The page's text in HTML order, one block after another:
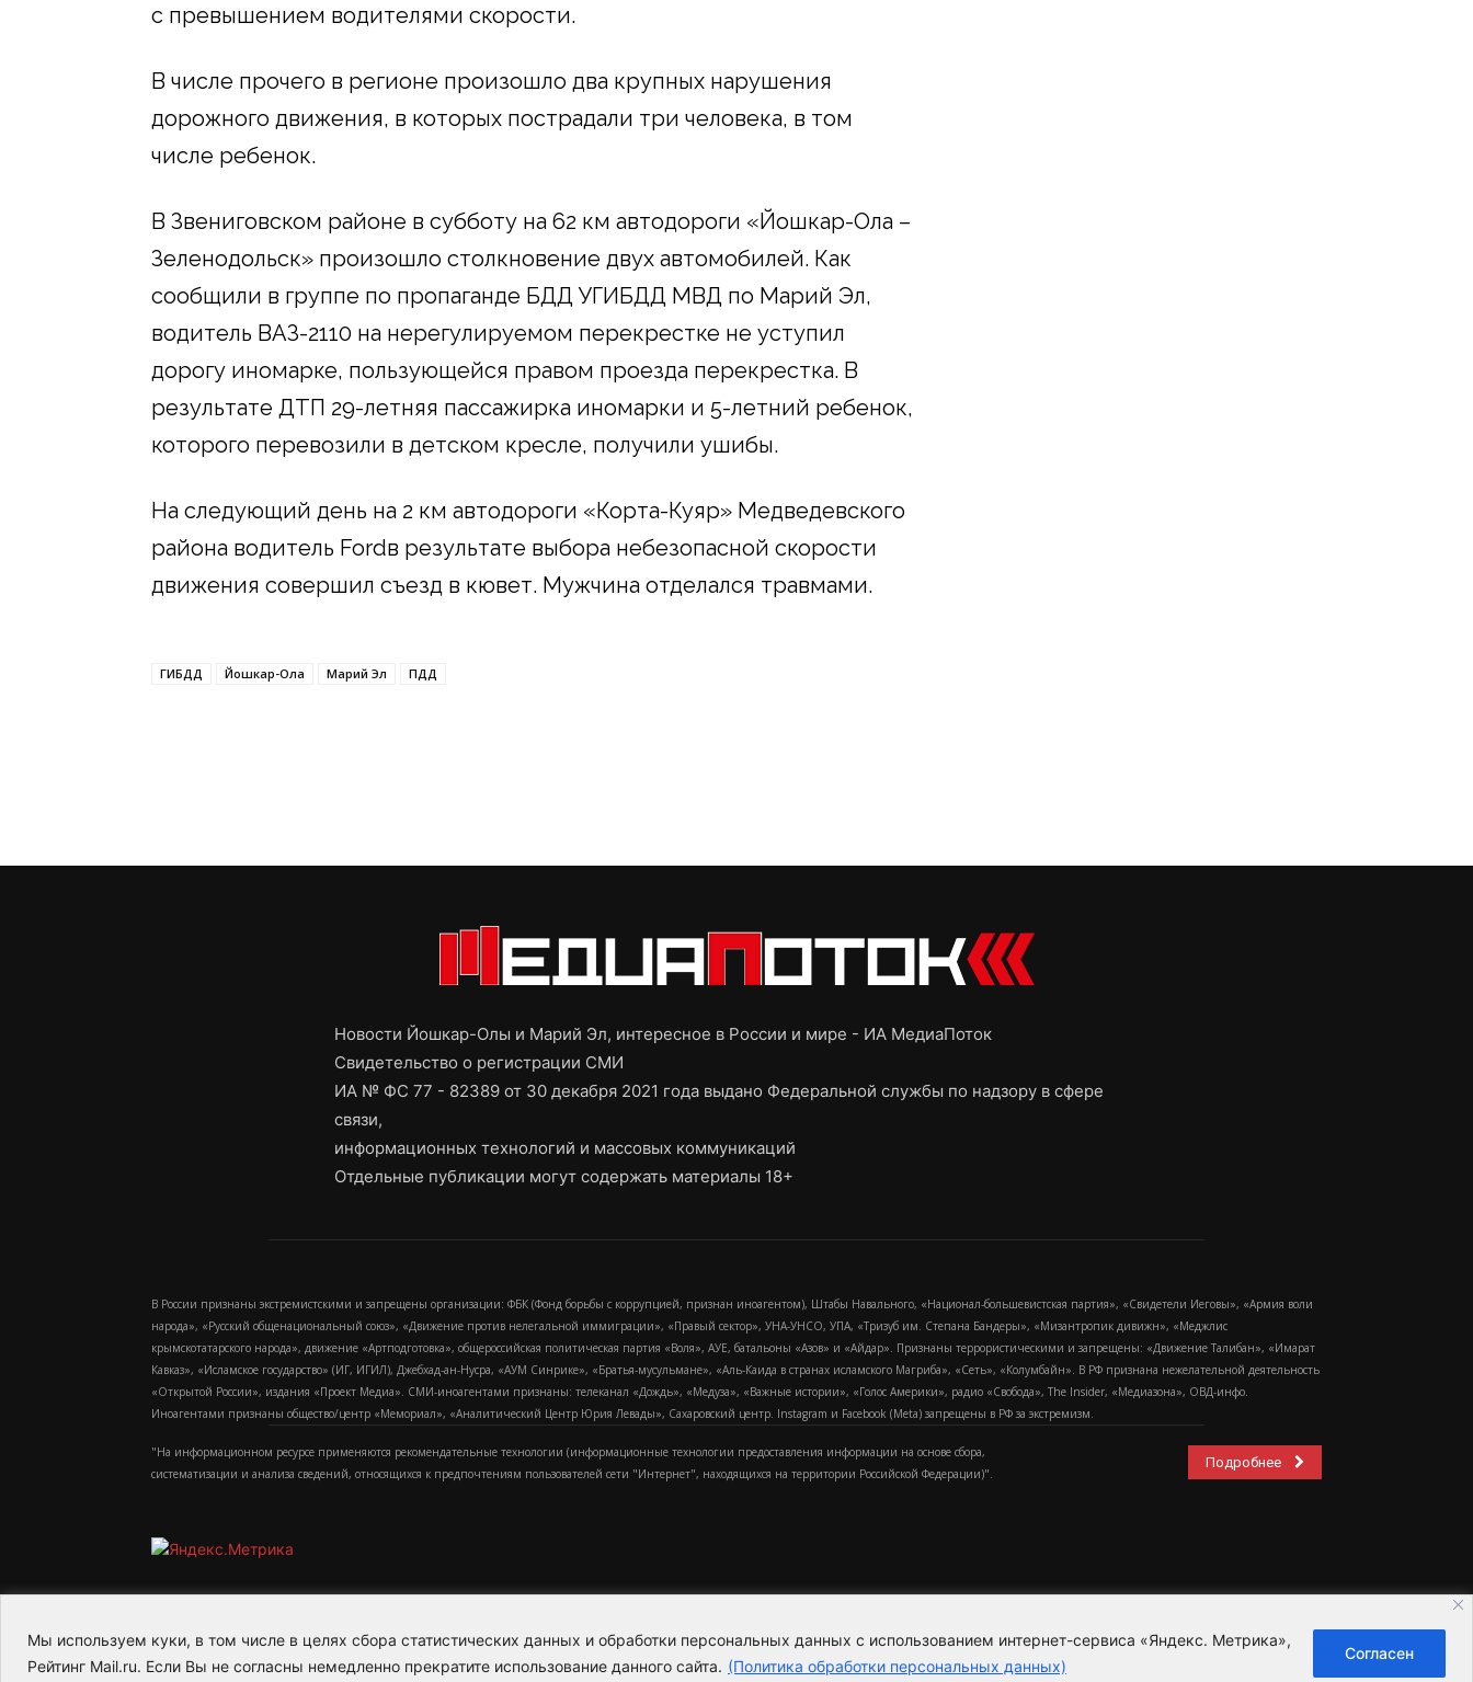
Мы используем куки, в том числе в целях сбора статистических данных и обработки персональных данных с использованием интернет-сервиса «Яндекс. Метрика»,
Рейтинг Mail.ru. Если Вы не согласны немедленно прекратите использование данного сайта. (Политика обработки персональных данных)
Согласен
с превышением водителями скорости.
В числе прочего в регионе произошло два крупных нарушения
дорожного движения, в которых пострадали три человека, в том
числе ребенок.
В Звениговском районе в субботу на 62 км автодороги «Йошкар-Ола –
Зеленодольск» произошло столкновение двух автомобилей. Как
сообщили в группе по пропаганде БДД УГИБДД МВД по Марий Эл,
водитель ВАЗ-2110 на нерегулируемом перекрестке не уступил
дорогу иномарке, пользующейся правом проезда перекрестка. В
результате ДТП 29-летняя пассажирка иномарки и 5-летний ребенок,
которого перевозили в детском кресле, получили ушибы.
На следующий день на 2 км автодороги «Корта-Куяр» Медведевского
района водитель Fordв результате выбора небезопасной скорости
движения совершил съезд в кювет. Мужчина отделался травмами.
ГИБДД Йошкар-Ола Марий Эл ПДД
Новости Йошкар-Олы и Марий Эл, интересное в России и мире - ИА МедиаПоток
Свидетельство о регистрации СМИ
ИА № ФС 77 - 82389 от 30 декабря 2021 года выдано Федеральной службы по надзору в сфере
связи,
информационных технологий и массовых коммуникаций
Отдельные публикации могут содержать материалы 18+
В России признаны экстремистскими и запрещены организации: ФБК (Фонд борьбы с коррупцией, признан иноагентом), Штабы Навального, «Национал-большевистская партия», «Свидетели Иеговы», «Армия воли
народа», «Русский общенациональный союз», «Движение против нелегальной иммиграции», «Правый сектор», УНА-УНСО, УПА, «Тризуб им. Степана Бандеры», «Мизантропик дивижн», «Меджлис
крымскотатарского народа», движение «Артподготовка», общероссийская политическая партия «Воля», АУЕ, батальоны «Азов» и «Айдар». Признаны террористическими и запрещены: «Движение Талибан», «Имарат
Кавказ», «Исламское государство» (ИГ, ИГИЛ), Джебхад-ан-Нусра, «АУМ Синрике», «Братья-мусульмане», «Аль-Каида в странах исламского Магриба», «Сеть», «Колумбайн». В РФ признана нежелательной деятельность
«Открытой России», издания «Проект Медиа». СМИ-иноагентами признаны: телеканал «Дождь», «Медуза», «Важные истории», «Голос Америки», радио «Свобода», The Insider, «Медиазона», ОВД-инфо.
Иноагентами признаны общество/центр «Мемориал», «Аналитический Центр Юрия Левады», Сахаровский центр. Instagram и Facebook (Metа) запрещены в РФ за экстремизм.
"На информационном ресурсе применяются рекомендательные технологии (информационные технологии предоставления информации на основе сбора,
систематизации и анализа сведений, относящихся к предпочтениям пользователей сети "Интернет", находящихся на территории Российской Федерации)".
Подробнее
2015-2026- Информационное агентство МедиаПоток Для справки
Пользовательское соглашение
Политика обработки персональных данных